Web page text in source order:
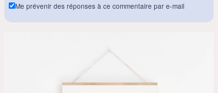
Me prévenir des réponses à ce commentaire par e-mail